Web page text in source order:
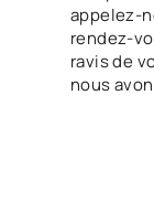
appelez-
rendez-
ravis de
nous